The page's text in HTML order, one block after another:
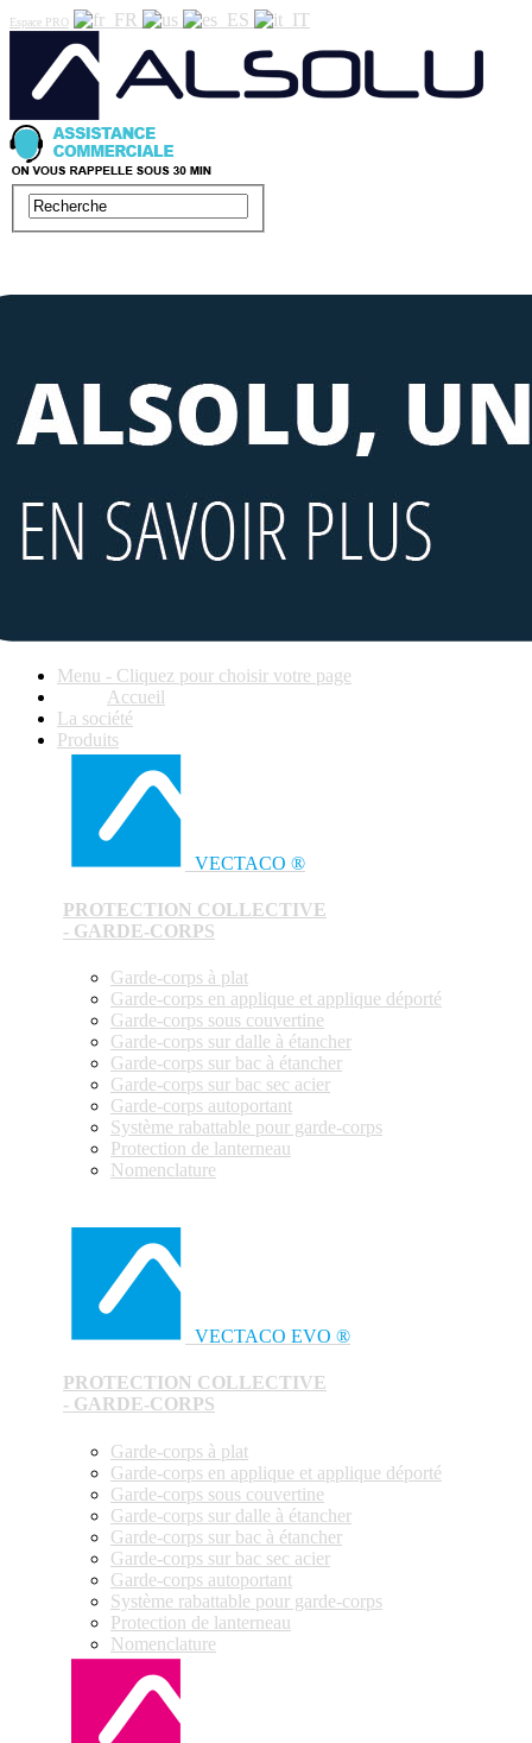
Espace PRO
Menu - Cliquez pour choisir votre page
Accueil
La société
Produits
VECTACO ®
PROTECTION COLLECTIVE
- GARDE-CORPS
Garde-corps à plat
Garde-corps en applique et applique déporté
Garde-corps sous couvertine
Garde-corps sur dalle à étancher
Garde-corps sur bac à étancher
Garde-corps sur bac sec acier
Garde-corps autoportant
Système rabattable pour garde-corps
Protection de lanterneau
Nomenclature
VECTACO EVO ®
PROTECTION COLLECTIVE
- GARDE-CORPS
Garde-corps à plat
Garde-corps en applique et applique déporté
Garde-corps sous couvertine
Garde-corps sur dalle à étancher
Garde-corps sur bac à étancher
Garde-corps sur bac sec acier
Garde-corps autoportant
Système rabattable pour garde-corps
Protection de lanterneau
Nomenclature